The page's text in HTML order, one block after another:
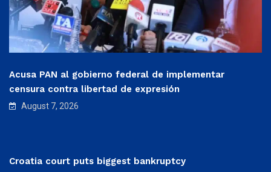
Acusa PAN al gobierno federal de implementar
censura contra libertad de expresión
August 7, 2026
Croatia court puts biggest bankruptcy